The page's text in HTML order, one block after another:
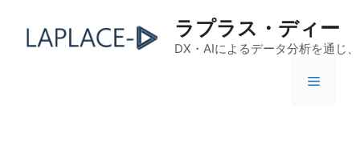
ラプラス・ディー
DX・AIによるデータ分析を通じ
メ